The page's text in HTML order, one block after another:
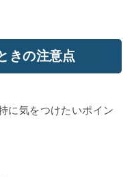
きの注意点
に気をつけたいポイン